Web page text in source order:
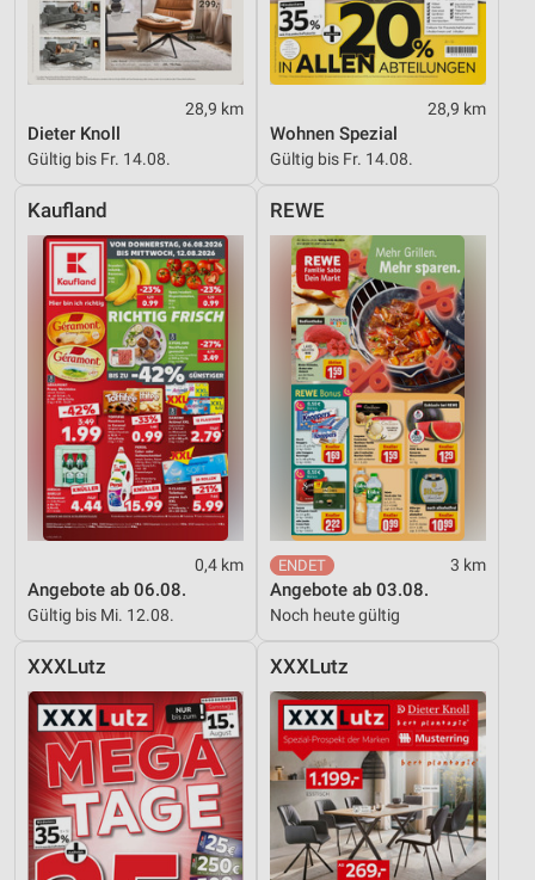
28,9 km
Dieter Knoll
Gültig bis Fr. 14.08.
28,9 km
Wohnen Spezial
Gültig bis Fr. 14.08.
Kaufland
0,4 km
Angebote ab 06.08.
Gültig bis Mi. 12.08.
REWE
3 km
Angebote ab 03.08.
Noch heute gültig
XXXLutz XXXLutz